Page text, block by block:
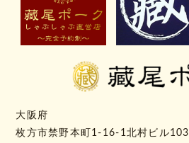
大阪府
枚方市禁野本町1-16-1北村ビル103